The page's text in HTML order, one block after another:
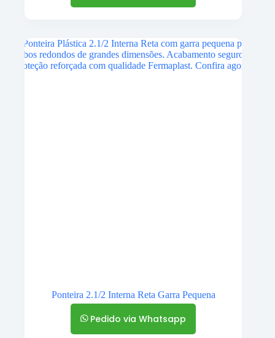
Ponteira 2.1/2 Interna Reta Garra Pequena
Pedido via Whatsapp